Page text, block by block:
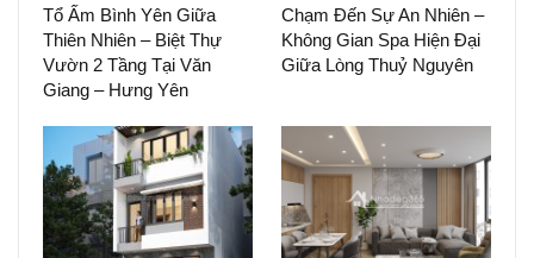
Tổ Ấm Bình Yên Giữa
Thiên Nhiên – Biệt Thự
Vườn 2 Tầng Tại Văn
Giang – Hưng Yên
Chạm Đến Sự An Nhiên –
Không Gian Spa Hiện Đại
Giữa Lòng Thuỷ Nguyên